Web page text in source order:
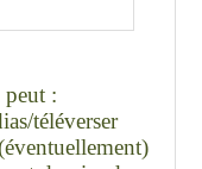
:
téléverser